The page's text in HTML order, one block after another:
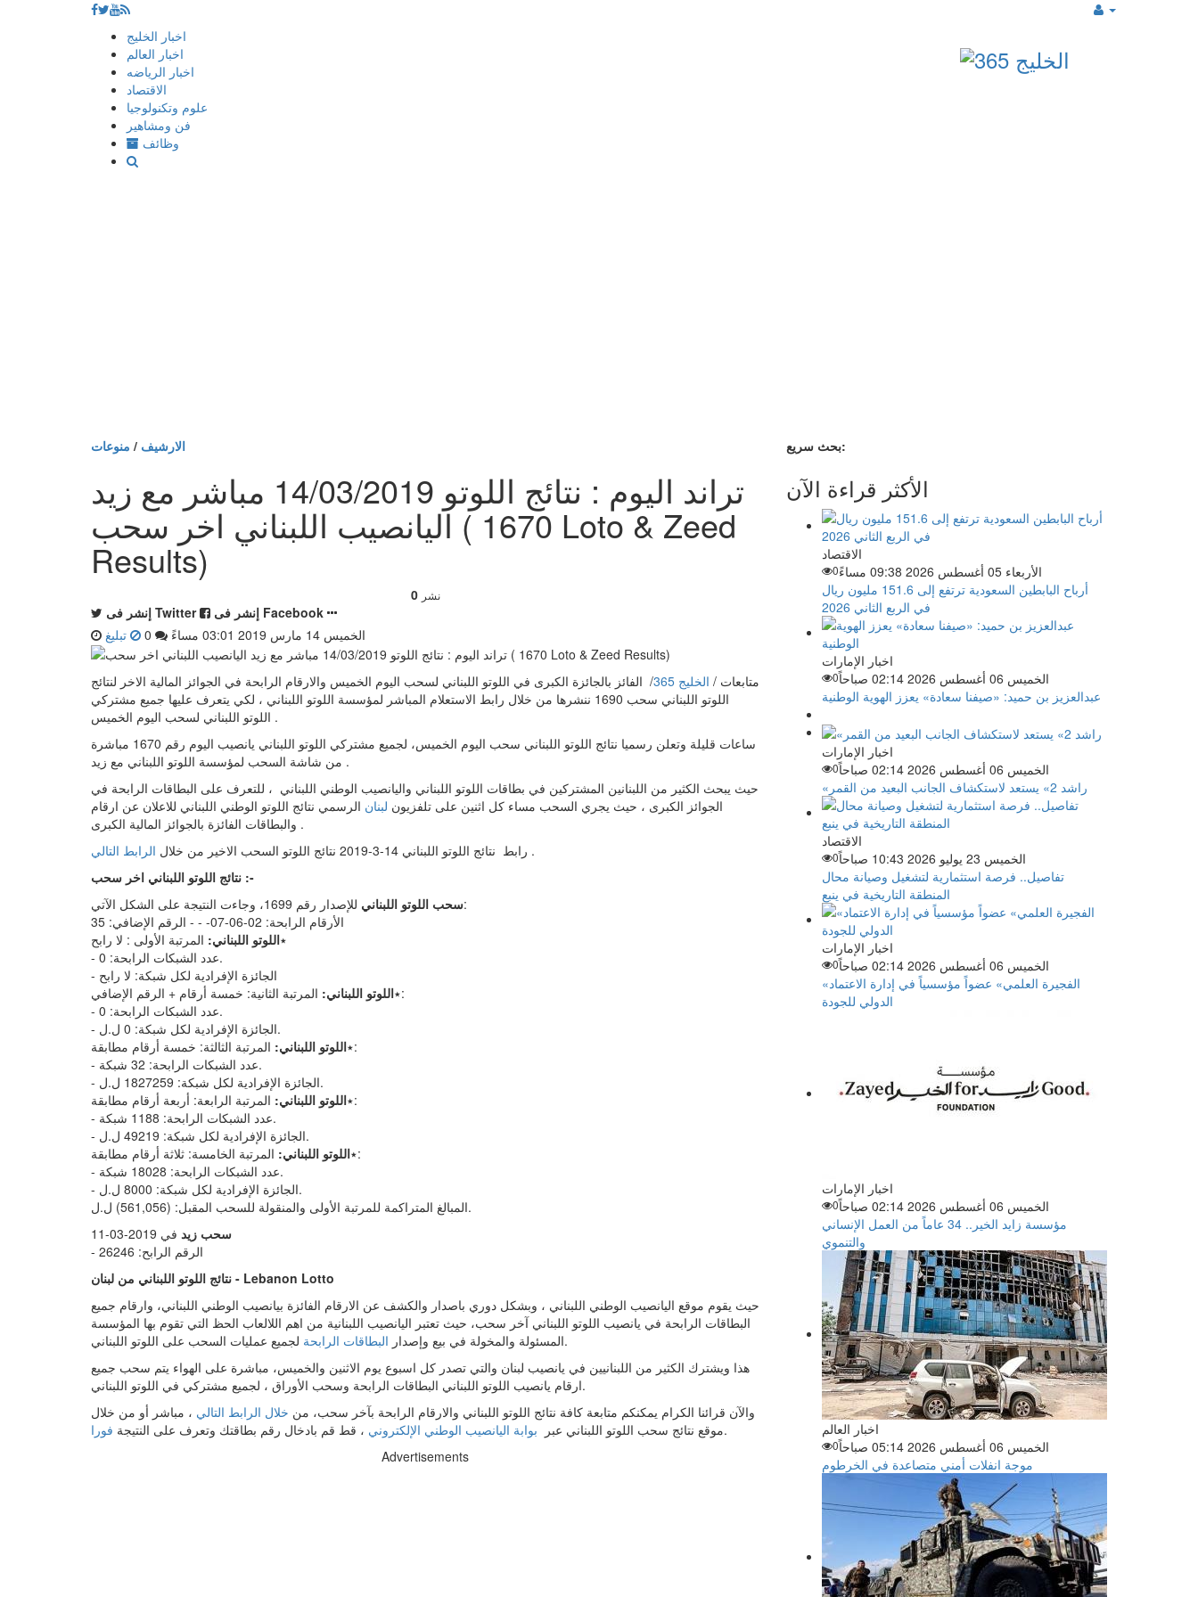
إذهب
المحتوى
اخبار الخليج
اخبار العالم
اخبار الرياضه
الاقتصاد
علوم وتكنولوجيا
فن ومشاهير
وظائف
الارشيف / منوعات
تراند اليوم : نتائج اللوتو 14/03/2019 مباشر مع زيد
اليانصيب اللبناني اخر سحب ( 1670 Loto & Zeed
Results)
0 نشر
إنشر فى Twitter
إنشر فى Facebook
الخميس 14 مارس 2019 03:01 مساءً
تبليغ
متابعات / الخليج 365
/ الفائز بالجائزة الكبرى في اللوتو اللبناني لسحب اليوم الخميس والارقام الرابحة في الجوائز المالية الاخر لنتائج
اللوتو اللبناني سحب 1690 ننشرها من خلال رابط الاستعلام المباشر لمؤسسة اللوتو اللبناني ، لكي يتعرف عليها جميع مشتركي
اللوتو اللبناني لسحب اليوم الخميس .
ساعات قليلة وتعلن رسميا نتائج اللوتو اللبناني سحب اليوم الخميس، لجميع مشتركي اللوتو اللبناني يانصيب اليوم رقم 1670 مباشرة
من شاشة السحب لمؤسسة اللوتو اللبناني مع زيد .
حيث يبحث الكثير من اللبنانين المشتركين في بطاقات اللوتو اللبناني واليانصيب الوطني اللبناني ، للتعرف على البطاقات الرابحة في
الجوائز الكبرى ، حيث يجري السحب مساء كل اثنين على تلفزيون لبنان الرسمي نتائج اللوتو الوطني اللبناني للاعلان عن ارقام
والبطاقات الفائزة بالجوائز المالية الكبرى .
رابط نتائج اللوتو اللبناني 14-3-2019 نتائج اللوتو السحب الاخير من خلال
الرابط التالي
.
نتائج اللوتو اللبناني اخر سحب :-
سحب اللوتو اللبنانيللإصدار رقم 1699، وجاءت النتيجة على الشكل الآتي:
الأرقام الرابحة: 02-06-07- - - الرقم الإضافي: 35
٭اللوتو اللبناني: المرتبة الأولى : لا رابح
- عدد الشبكات الرابحة: 0.
٭اللوتو اللبناني: المرتبة الثانية: خمسة أرقام + الرقم الإضافي:
- عدد الشبكات الرابحة: 0.
- الجائزة الإفرادية لكل شبكة: 0 ل.ل.
٭اللوتو اللبناني: المرتبة الثالثة: خمسة أرقام مطابقة:
- عدد الشبكات الرابحة: 32 شبكة.
- الجائزة الإفرادية لكل شبكة: 1827259 ل.ل.
٭اللوتو اللبناني: المرتبة الرابعة: أربعة أرقام مطابقة:
- عدد الشبكات الرابحة: 1188 شبكة.
- الجائزة الإفرادية لكل شبكة: 49219 ل.ل.
٭اللوتو اللبناني: المرتبة الخامسة: ثلاثة أرقام مطابقة:
- عدد الشبكات الرابحة: 18028 شبكة.
- الجائزة الإفرادية لكل شبكة: 8000 ل.ل.
المبالغ المتراكمة للمرتبة الأولى والمنقولة للسحب المقبل: (561,056) ل.ل.
سحب زيد في 2019-03-11
- الرقم الرابح: 26246
نتائج اللوتو اللبناني من لبنان - Lebanon Lotto
حيث يقوم موقع اليانصيب الوطني اللبناني ، وبشكل دوري باصدار والكشف عن الارقام الفائزة بيانصيب الوطني اللبناني، وارقام جميع
البطاقات الرابحة في يانصيب اللوتو اللبناني آخر سحب، حيث تعتبر اليانصيب اللبنانية من اهم اللالعاب الحظ التي تقوم بها المؤسسة
المسئولة والمخولة في بيع وإصدار البطاقات الرابحة
لجميع عمليات السحب على اللوتو اللبناني.
هذا ويشترك الكثير من اللبنانيين في يانصيب لبنان والتي تصدر كل اسبوع يوم الاثنين والخميس، مباشرة على الهواء يتم سحب جميع
ارقام يانصيب اللوتو اللبناني البطاقات الرابحة وسحب الأوراق ، لجميع مشتركي في اللوتو اللبناني.
والآن قرائنا الكرام يمكنكم متابعة كافة نتائج اللوتو اللبناني والارقام الرابحة بآخر سحب، من خلال الرابط التالي ، مباشر أو من خلال
موقع نتائج سحب اللوتو اللبناني عبر
بوابة اليانصيب الوطني الإلكتروني ، قط قم بادخال رقم بطاقتك وتعرف على النتيجة فورا
.
Advertisements
بحث سريع:
الأكثر قراءة الآن
الاقتصاد
الأربعاء 05 أغسطس 2026 09:38 مساءً
0
أرباح البابطين السعودية ترتفع إلى 151.6 مليون ريال
في الربع الثاني 2026
اخبار الإمارات
الخميس 06 أغسطس 2026 02:14 صباحاً
0
عبدالعزيز بن حميد: «صيفنا سعادة» يعزز الهوية الوطنية
اخبار الإمارات
الخميس 06 أغسطس 2026 02:14 صباحاً
0
«راشد 2» يستعد لاستكشاف الجانب البعيد من القمر
الاقتصاد
الخميس 23 يوليو 2026 10:43 صباحاً
0
تفاصيل.. فرصة استثمارية لتشغيل وصيانة محال
المنطقة التاريخية في ينبع
اخبار الإمارات
الخميس 06 أغسطس 2026 02:14 صباحاً
0
«الفجيرة العلمي» عضواً مؤسسياً في إدارة الاعتماد
الدولي للجودة
اخبار الإمارات
الخميس 06 أغسطس 2026 02:14 صباحاً
0
مؤسسة زايد الخير.. 34 عاماً من العمل الإنساني
والتنموي
اخبار العالم
الخميس 06 أغسطس 2026 05:14 صباحاً
0
موجة انفلات أمني متصاعدة في الخرطوم